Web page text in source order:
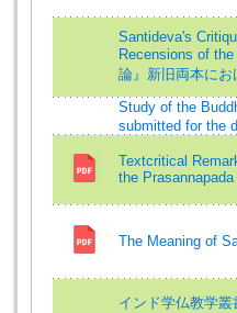
Santideva's
Recensions of
論』新旧両本にお
Study of the
submitted for the
Textcritical
the Prasannapada
The Meaning of
インド学仏教学